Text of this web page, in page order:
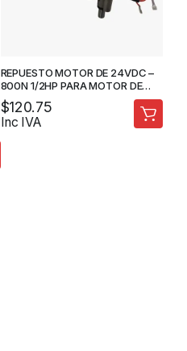
REPUESTO MOTOR DE 24VDC –
800N 1/2HP PARA MOTOR DE
RIEL – FORTEDOOR
$120.75
Inc IVA